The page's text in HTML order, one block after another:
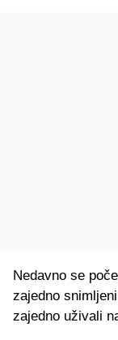
Nedavno se
zajedno
zajedno uživali